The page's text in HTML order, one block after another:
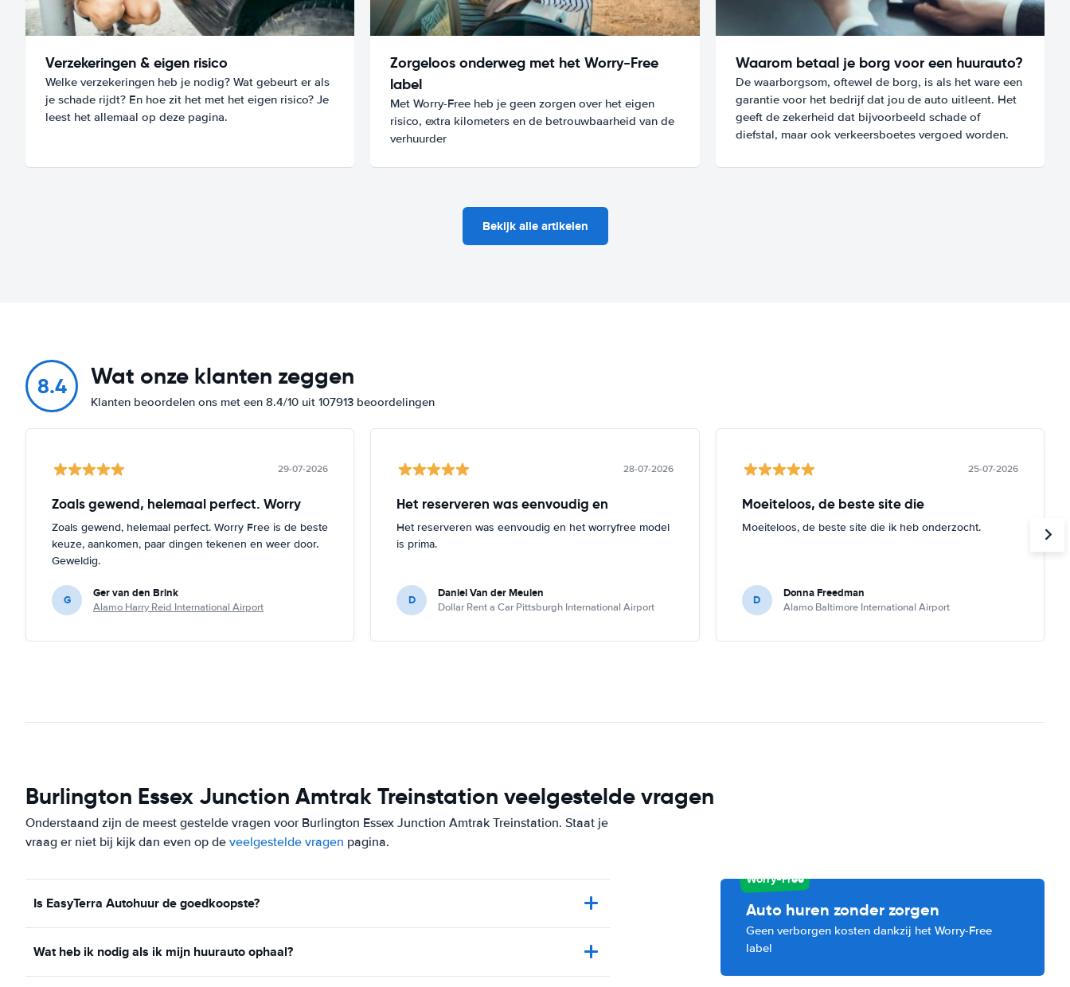
Verzekeringen & eigen risico
Welke verzekeringen heb je nodig? Wat gebeurt er als
je schade rijdt? En hoe zit het met het eigen risico? Je
leest het allemaal op deze pagina.
Zorgeloos onderweg met het Worry-Free
label
Met Worry-Free heb je geen zorgen over het eigen
risico, extra kilometers en de betrouwbaarheid van de
verhuurder
Waarom betaal je borg voor een huurauto?
De waarborgsom, oftewel de borg, is als het ware een
garantie voor het bedrijf dat jou de auto uitleent. Het
geeft de zekerheid dat bijvoorbeeld schade of
diefstal, maar ook verkeersboetes vergoed worden.
Bekijk alle artikelen
8.4 Wat onze klanten zeggen
Klanten beoordelen ons met een 8.4/10 uit 107913 beoordelingen
29-07-2026
Zoals gewend, helemaal perfect. Worry
Zoals gewend, helemaal perfect. Worry Free is de beste
keuze, aankomen, paar dingen tekenen en weer door.
Geweldig.
G Ger van den Brink
Alamo Harry Reid International Airport
28-07-2026
Het reserveren was eenvoudig en
Het reserveren was eenvoudig en het worryfree model
is prima.
D Daniel Van der Meulen
Dollar Rent a Car Pittsburgh International Airport
25-07-2026
Moeiteloos, de beste site die
Moeiteloos, de beste site die ik heb onderzocht.
D Donna Freedman
Alamo Baltimore International Airport
Burlington Essex Junction Amtrak Treinstation veelgestelde vragen
Onderstaand zijn de meest gestelde vragen voor Burlington Essex Junction Amtrak Treinstation. Staat je
vraag er niet bij kijk dan even op de veelgestelde vragen pagina.
Is EasyTerra Autohuur de goedkoopste?
Wat heb ik nodig als ik mijn huurauto ophaal?
Worry-Free
Auto huren zonder zorgen
Geen verborgen kosten dankzij het Worry-Free
label